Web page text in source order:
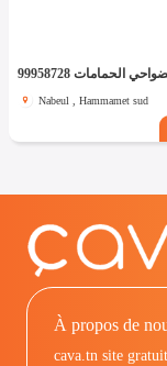
Nabeul , Hammamet sud
À propos de
cava.tn site